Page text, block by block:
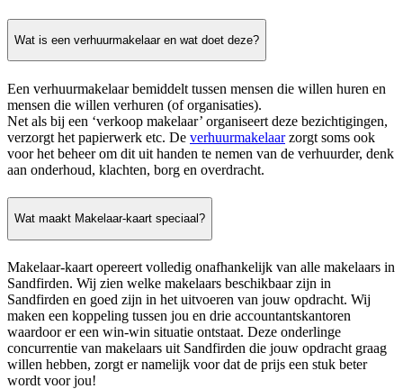
Wat is een verhuurmakelaar en wat doet deze?
Een verhuurmakelaar bemiddelt tussen mensen die willen huren en
mensen die willen verhuren (of organisaties).
Net als bij een ‘verkoop makelaar’ organiseert deze bezichtigingen,
verzorgt het papierwerk etc. De verhuurmakelaarzorgt soms ook
voor het beheer om dit uit handen te nemen van de verhuurder, denk
aan onderhoud, klachten, borg en overdracht.
Wat maakt Makelaar-kaart speciaal?
Makelaar-kaart opereert volledig onafhankelijk van alle makelaars in
Sandfirden. Wij zien welke makelaars beschikbaar zijn in
Sandfirden en goed zijn in het uitvoeren van jouw opdracht. Wij
maken een koppeling tussen jou en drie accountantskantoren
waardoor er een win-win situatie ontstaat. Deze onderlinge
concurrentie van makelaars uit Sandfirden die jouw opdracht graag
willen hebben, zorgt er namelijk voor dat de prijs een stuk beter
wordt voor jou!